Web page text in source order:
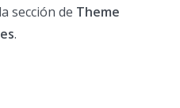
sección de Theme
.